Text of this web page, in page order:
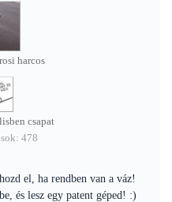
harcos
csapat
478
el, ha rendben van a váz!
és lesz egy patent géped! :)